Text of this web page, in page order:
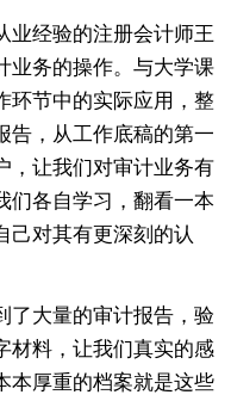
业经验的注册会计师王
业务的操作。与大学课
环节中的实际应用，整
告，从工作底稿的第一
，让我们对审计业务有
们各自学习，翻看一本
己对其有更深刻的认
了大量的审计报告，验
材料，让我们真实的感
本厚重的档案就是这些